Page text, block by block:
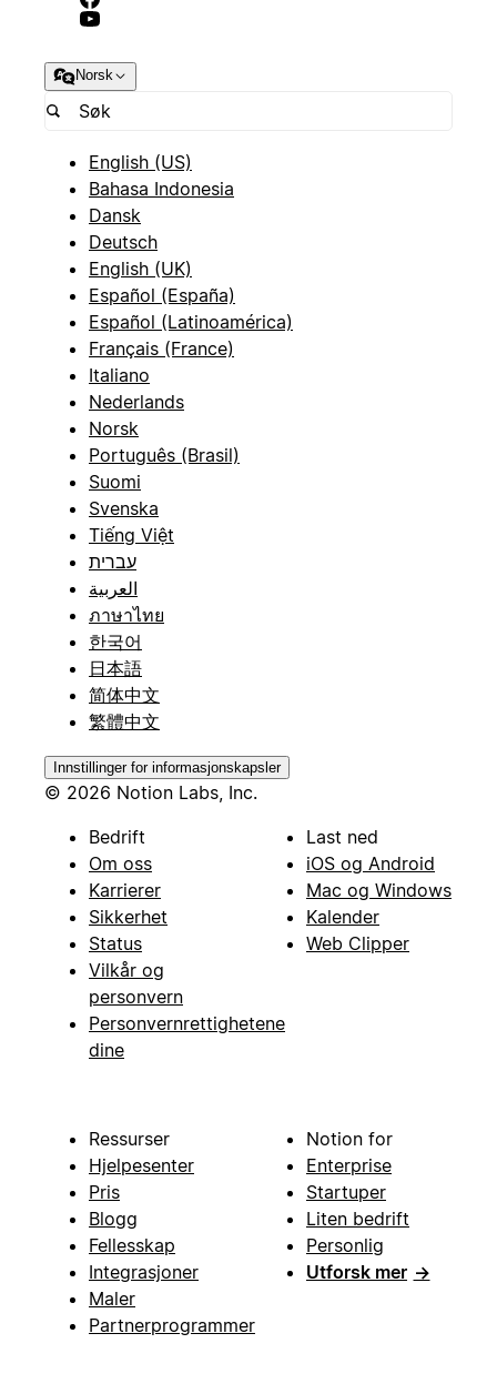
Norsk
English (US)
Bahasa Indonesia
Dansk
Deutsch
English (UK)
Español (España)
Español (Latinoamérica)
Français (France)
Italiano
Nederlands
Norsk
Português (Brasil)
Suomi
Svenska
Tiếng Việt
עברית
العربية
ภาษาไทย
한국어
日本語
简体中文
繁體中文
Innstillinger for informasjonskapsler
© 2026 Notion Labs, Inc.
Bedrift
Om oss
Karrierer
Sikkerhet
Status
Vilkår og
personvern
Personvernrettighetene
dine
Last ned
iOS og Android
Mac og Windows
Kalender
Web Clipper
Ressurser
Hjelpesenter
Pris
Blogg
Fellesskap
Integrasjoner
Maler
Partnerprogrammer
Notion for
Enterprise
Startuper
Liten bedrift
Personlig
Utforsk mer →